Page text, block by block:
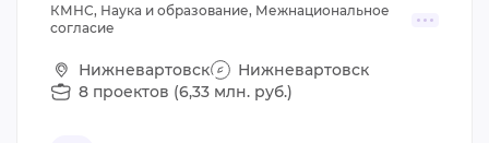
КМНС, Наука и образование, Межнациональное
согласие
Нижневартовск
Нижневартовск
8 проектов (6,33 млн. руб.)